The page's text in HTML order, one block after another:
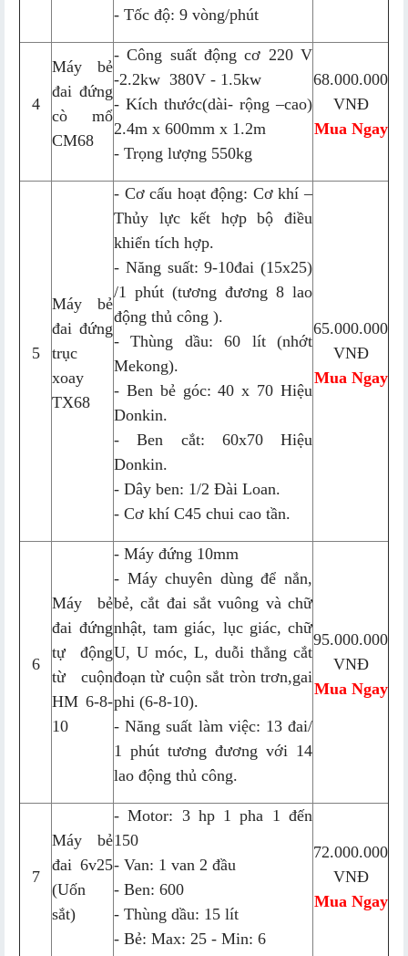
- Tốc độ: 9 vòng/phút
4
Máy bẻ
đai đứng
cò mổ
CM68
- Công suất động cơ 220 V
-2.2kw 380V - 1.5kw
- Kích thước(dài- rộng –cao)
2.4m x 600mm x 1.2m
- Trọng lượng 550kg
68.000.000
VNĐ
Mua Ngay
5
Máy bẻ
đai đứng
trục
xoay
TX68
- Cơ cấu hoạt động: Cơ khí –
Thủy lực kết hợp bộ điều
khiển tích hợp.
- Năng suất: 9-10đai (15x25)
/1 phút (tương đương 8 lao
động thủ công ).
- Thùng dầu: 60 lít (nhớt
Mekong).
- Ben bẻ góc: 40 x 70 Hiệu
Donkin.
- Ben cắt: 60x70 Hiệu
Donkin.
- Dây ben: 1/2 Đài Loan.
- Cơ khí C45 chui cao tần.
65.000.000
VNĐ
Mua Ngay
6
Máy bẻ
đai đứng
tự động
từ cuộn
HM 6-8-
10
- Máy đứng 10mm
- Máy chuyên dùng để nắn,
bẻ, cắt đai sắt vuông và chữ
nhật, tam giác, lục giác, chữ
U, U móc, L, duỗi thẳng cắt
đoạn từ cuộn sắt tròn trơn,gai
phi (6-8-10).
- Năng suất làm việc: 13 đai/
1 phút tương đương với 14
lao động thủ công.
95.000.000
VNĐ
Mua Ngay
7
Máy bẻ
đai 6v25
(Uốn
sắt)
- Motor: 3 hp 1 pha 1 đến
150
- Van: 1 van 2 đầu
- Ben: 600
- Thùng dầu: 15 lít
- Bẻ: Max: 25 - Min: 6
72.000.000
VNĐ
Mua Ngay